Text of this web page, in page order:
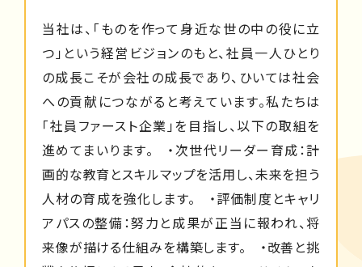
当社は、「ものを作って身近な世の中の役に立
つ」という経営ビジョンのもと、社員一人ひとり
の成長こそが会社の成長であり、ひいては社会
への貢献につながると考えています。私たちは
「社員ファースト企業」を目指し、以下の取組を
進めてまいります。 ・次世代リーダー育成：計
画的な教育とスキルマップを活用し、未来を担う
人材の育成を強化します。 ・評価制度とキャリ
アパスの整備：努力と成果が正当に報われ、将
来像が描ける仕組みを構築します。 ・改善と挑